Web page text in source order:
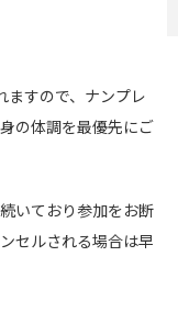
ますので、ナンプレ
の体調を最優先にご
いており参加をお断
セルされる場合は早